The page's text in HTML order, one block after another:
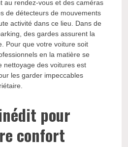
au rendez-vous et des caméras
de détecteurs de mouvements
activité dans ce lieu. Dans de
des gardes assurent la
Pour que votre voiture soit
en la matière se
nettoyage des voitures est
les garder impeccables
pour
confort